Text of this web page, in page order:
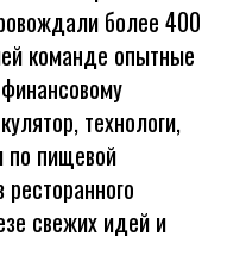
более 400
команде опытные
технологи,
по пищевой
свежих идей и